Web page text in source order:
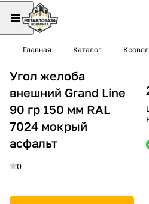
Главная Каталог
Угол желоба
внешний Grand Line
90 гр 150 мм RAL
7024 мокрый
асфальт
0